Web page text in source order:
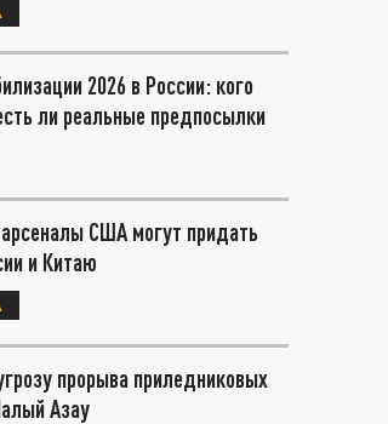
2026 в России: кого
ли реальные предпосылки
США могут придать
и Китаю
прорыва приледниковых
Азау